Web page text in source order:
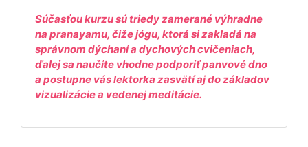
Súčasťou kurzu sú triedy zamerané výhradne
na pranayamu, čiže jógu, ktorá si zakladá na
správnom dýchaní a dychových cvičeniach,
ďalej sa naučíte vhodne podporiť panvové dno
a postupne vás lektorka zasvätí aj do základov
vizualizácie a vedenej meditácie.